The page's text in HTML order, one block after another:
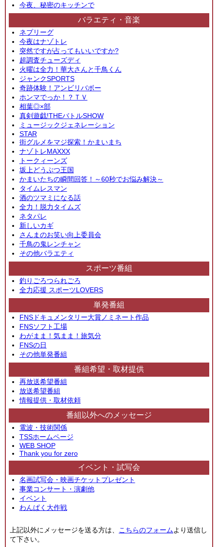
今夜、秘密のキッチンで
バラエティ・音楽
ネプリーグ
今夜はナゾトレ
突然ですが占ってもいいですか?
超調査チューズディ
火曜は全力！華大さんと千鳥くん
ジャンクSPORTS
奇跡体験！アンビリバボー
ホンマでっか！？ＴＶ
相葉◎×部
真剣遊戯!THEバトルSHOW
ミュージックジェネレーション
STAR
街グルメをマジ探索！かまいまち
ナゾトレMAXXX
トークィーンズ
坂上どうぶつ王国
かまいたちの瞬間回答！～60秒でお悩み解決～
タイムレスマン
酒のツマミになる話
全力！脱力タイムズ
ネタパレ
新しいカギ
さんまのお笑い向上委員会
千鳥の鬼レンチャン
その他バラエティ
スポーツ番組
釣りごろつられごろ
全力応援 スポーツLOVERS
単発番組
FNSドキュメンタリー大賞ノミネート作品
FNSソフト工場
わがまま！気まま！旅気分
FNSの日
その他単発番組
番組希望・取材提供
再放送希望番組
放送希望番組
情報提供・取材依頼
番組以外へのメッセージ
電波・技術関係
TSSホームページ
WEB SHOP
Thank you for zero
イベント・試写会
名画試写会・映画チケットプレゼント
事業コンサート・演劇他
イベント
わんぱく大作戦
上記以外にメッセージを送る方は、 こちらのフォームより送信し
て下さい。